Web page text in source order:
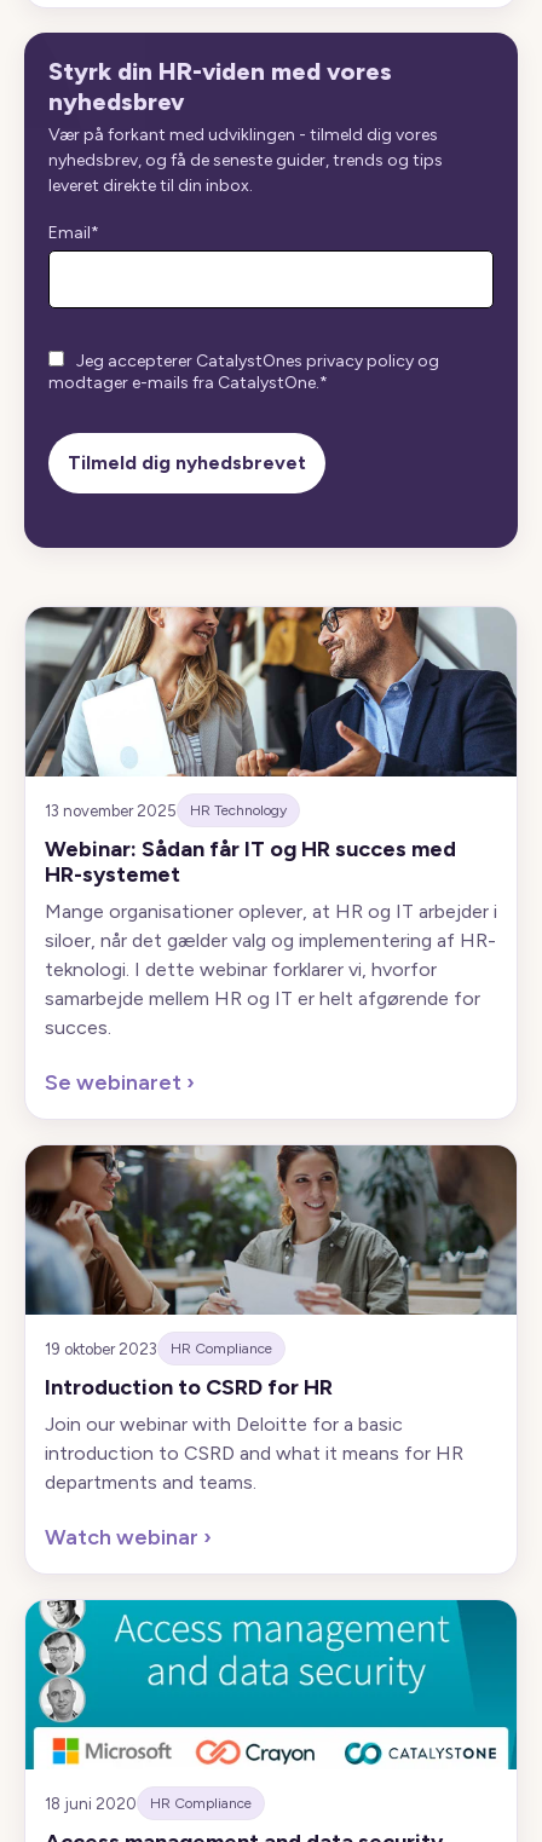
Styrk din HR-viden med vores
nyhedsbrev
Vær på forkant med udviklingen - tilmeld dig vores
nyhedsbrev, og få de seneste guider, trends og tips
leveret direkte til din inbox.
Email*
Jeg accepterer CatalystOnes privacy policy og
modtager e-mails fra CatalystOne.*
13 november 2025 HR Technology
Webinar: Sådan får IT og HR succes med
HR-systemet
Mange organisationer oplever, at HR og IT arbejder i
siloer, når det gælder valg og implementering af HR-
teknologi. I dette webinar forklarer vi, hvorfor
samarbejde mellem HR og IT er helt afgørende for
succes.
Se webinaret ›
19 oktober 2023 HR Compliance
Introduction to CSRD for HR
Join our webinar with Deloitte for a basic
introduction to CSRD and what it means for HR
departments and teams.
Watch webinar ›
18 juni 2020 HR Compliance